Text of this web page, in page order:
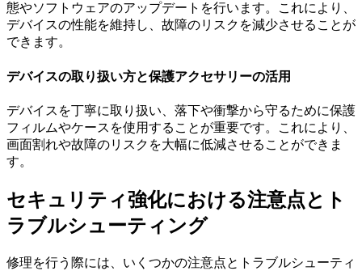
態やソフトウェアのアップデートを行います。これにより、
デバイスの性能を維持し、故障のリスクを減少させることが
できます。
デバイスの取り扱い方と保護アクセサリーの活用
デバイスを丁寧に取り扱い、落下や衝撃から守るために保護
フィルムやケースを使用することが重要です。これにより、
画面割れや故障のリスクを大幅に低減させることができま
す。
セキュリティ強化における注意点とト
ラブルシューティング
修理を行う際には、いくつかの注意点とトラブルシューティ